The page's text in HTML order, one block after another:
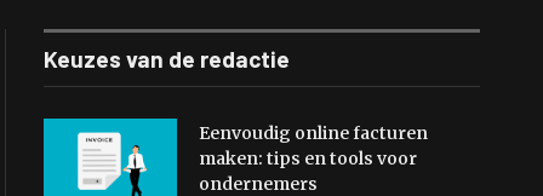
Keuzes van de redactie
Eenvoudig online facturen
maken: tips en tools voor
ondernemers